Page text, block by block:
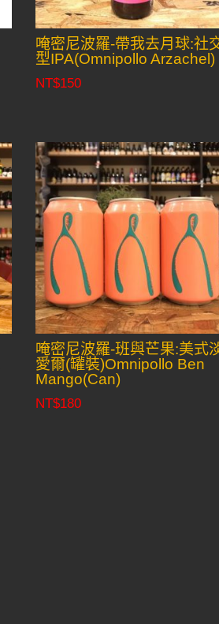
唵密尼波羅-帶我去月球:社
型IPA(Omnipollo Arzachel)
NT$150
唵密尼波羅-班與芒果:美式
愛爾(罐裝)Omnipollo Ben
Mango(Can)
NT$180